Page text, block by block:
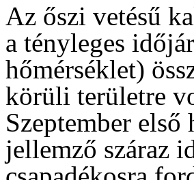
Az őszi vetésű
a tényleges
hőmérséklet)
körüli területre
Szeptember első
jellemző száraz